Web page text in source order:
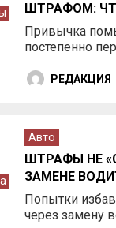
ШТРАФОМ:
Привычка
постепенно
РЕДАКЦИЯ
Авто
ШТРАФЫ НЕ
ЗАМЕНЕ
Попытки
через замену